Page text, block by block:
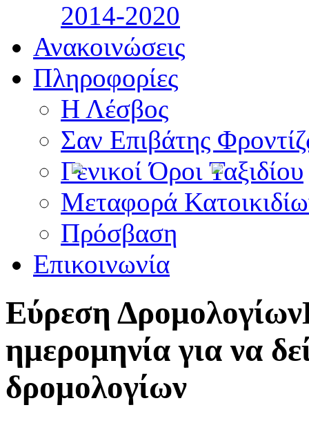
2014-2020
Ανακοινώσεις
Πληροφορίες
Η Λέσβος
Σαν Επιβάτης
Γενικοί Όροι Ταξιδίου
Μεταφορά
Πρόσβαση
Επικοινωνία
Εύρεση Δρομολογίων
ημερομηνία για να
δρομολογίων